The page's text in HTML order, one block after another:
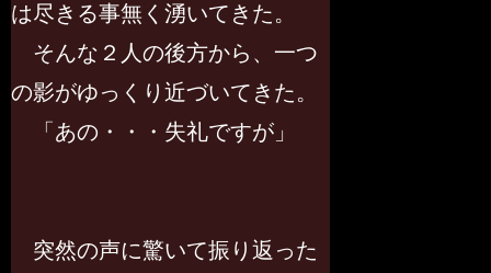
は尽きる事無く湧いてきた。
そんな２人の後方から、一つ
の影がゆっくり近づいてきた。
「あの・・・失礼ですが」
突然の声に驚いて振り返った